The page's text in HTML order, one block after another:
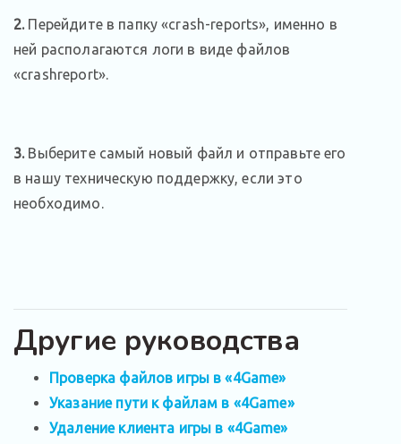
2.Перейдите в папку «crash-reports», именно в
ней располагаются логи в виде файлов
«crashreport».
3. Выберите самый новый файл и отправьте его
в нашу техническую поддержку, если это
необходимо.
Другие руководства
Проверка файлов игры в «4Game»
Указание пути к файлам в «4Game»
Удаление клиента игры в «4Game»